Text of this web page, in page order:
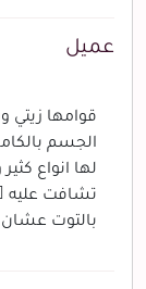
عميل
قوامها زيتي
الجسم
لها انواع
تشافت عليه
بالتوت عشان